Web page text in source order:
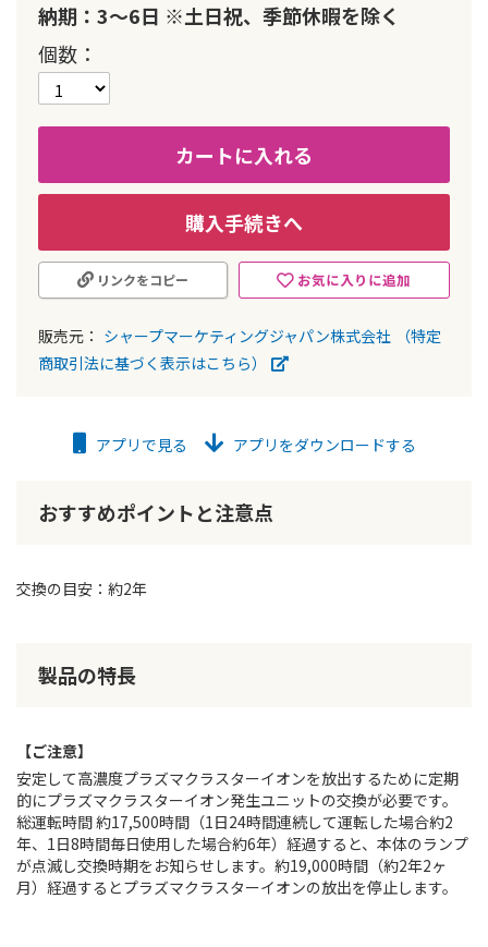
納期：3～6日 ※土日祝、季節休暇を除く
個数
カートに入れる
購入手続きへ
お気に入りに追加
リンクをコピー
販売元： シャープマーケティングジャパン株式会社
（特定
商取引法に基づく表示はこちら）
アプリで見る アプリをダウンロードする
おすすめポイントと注意点
交換の目安：約2年
製品の特長
【ご注意】
安定して高濃度プラズマクラスターイオンを放出するために定期
的にプラズマクラスターイオン発生ユニットの交換が必要です。
総運転時間 約17,500時間（1日24時間連続して運転した場合約2
年、1日8時間毎日使用した場合約6年）経過すると、本体のランプ
が点滅し交換時期をお知らせします。約19,000時間（約2年2ヶ
月）経過するとプラズマクラスターイオンの放出を停止します。